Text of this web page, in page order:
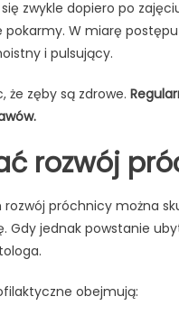
zwykle dopiero po
pokarmy. W miarę
i pulsujący.
że zęby są zdrowe.
rozwój
próchnicy można
Gdy jednak powstanie
obejmują: